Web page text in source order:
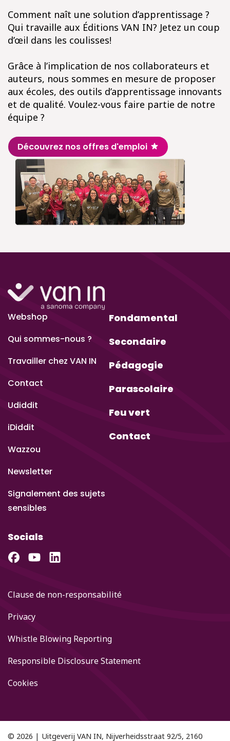
Comment naît une solution d’apprentissage ?
Qui travaille aux Éditions VAN IN? Jetez un coup
d’œil dans les coulisses!
Grâce à l’implication de nos collaborateurs et
auteurs, nous sommes en mesure de proposer
aux écoles, des outils d’apprentissage innovants
et de qualité. Voulez-vous faire partie de notre
équipe ?
Découvrez nos offres d'emploi
Webshop
Qui sommes-nous ?
Travailler chez VAN IN
Contact
Udiddit
iDiddit
Wazzou
Newsletter
Signalement des sujets
sensibles
Fondamental
Secondaire
Pédagogie
Parascolaire
Feu vert
Contact
Socials
Clause de non-responsabilité
Privacy
Whistle Blowing Reporting
Responsible Disclosure Statement
Cookies
© 2026 | Uitgeverij VAN IN, Nijverheidsstraat 92/5, 2160